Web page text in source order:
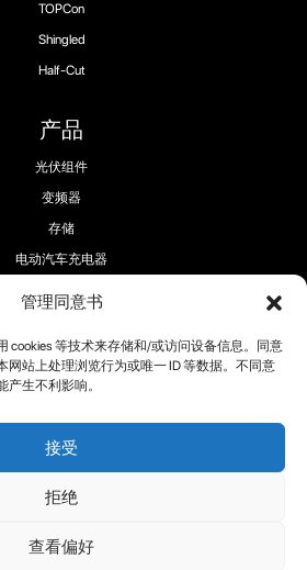
管理同意书
cookies 等技术来存储和/或访问设备信息。同意
网站上处理浏览行为或唯一 ID 等数据。不同意
生不利影响。
接受
拒绝
查看偏好
产品
光伏组件
变频器
存储
电动汽车充电器
TOPCon
Shingled
Half-Cut
关注我们
2025 ® RECOM-TECH
Cookie 政策